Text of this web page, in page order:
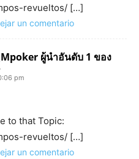
revueltos/ […]
un comentario
ผู้นำอันดับ 1 ของ
pm
to that Topic:
revueltos/ […]
un comentario